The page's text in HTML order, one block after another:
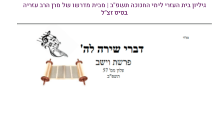
גיליון בית העזרי לימי החנוכה תשפ"ב | מבית מדרשו של מרן הרב עזריה
בסיס זצ"ל